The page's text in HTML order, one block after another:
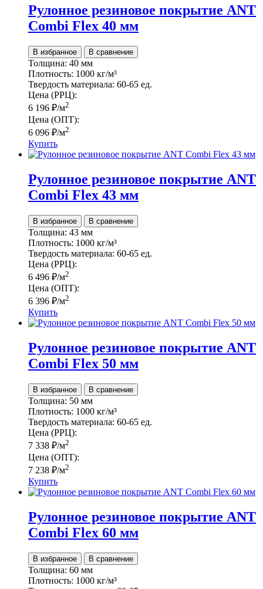
Рулонное резиновое покрытие ANT
Combi Flex 40 мм
В избранное В сравнение
Толщина: 40 мм
Плотность: 1000 кг/м³
Твердость материала: 60-65 ед.
Цена (РРЦ):
6 196 ₽/м2
Цена (ОПТ):
6 096 ₽/м2
Купить
Рулонное резиновое покрытие ANT
Combi Flex 43 мм
В избранное В сравнение
Толщина: 43 мм
Плотность: 1000 кг/м³
Твердость материала: 60-65 ед.
Цена (РРЦ):
6 496 ₽/м2
Цена (ОПТ):
6 396 ₽/м2
Купить
Рулонное резиновое покрытие ANT
Combi Flex 50 мм
В избранное В сравнение
Толщина: 50 мм
Плотность: 1000 кг/м³
Твердость материала: 60-65 ед.
Цена (РРЦ):
7 338 ₽/м2
Цена (ОПТ):
7 238 ₽/м2
Купить
Рулонное резиновое покрытие ANT
Combi Flex 60 мм
В избранное В сравнение
Толщина: 60 мм
Плотность: 1000 кг/м³